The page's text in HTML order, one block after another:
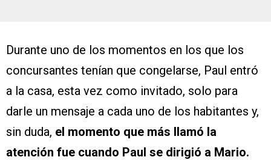
Durante uno de los momentos en los que los
concursantes tenían que congelarse, Paul entró
a la casa, esta vez como invitado, solo para
darle un mensaje a cada uno de los habitantes y,
sin duda, el momento que más llamó la
atención fue cuando Paul se dirigió a Mario.